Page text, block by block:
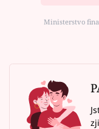
Ministerstvo